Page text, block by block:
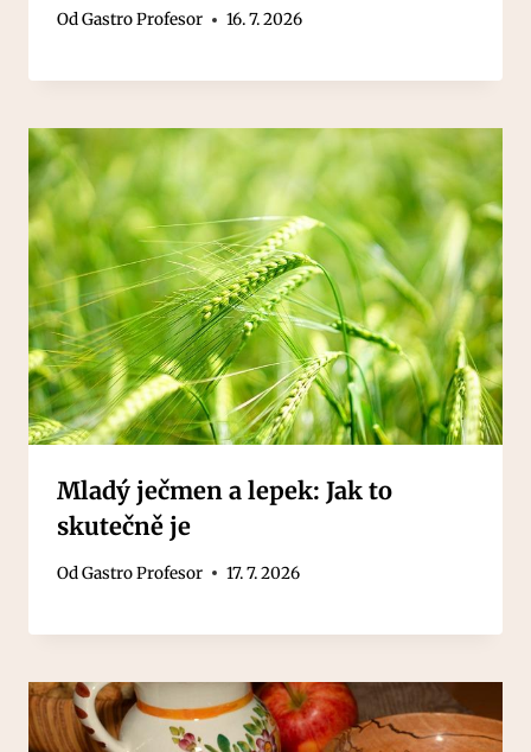
OdGastro Profesor 16. 7. 2026
Mladý ječmen a lepek: Jak to
skutečně je
OdGastro Profesor 17. 7. 2026